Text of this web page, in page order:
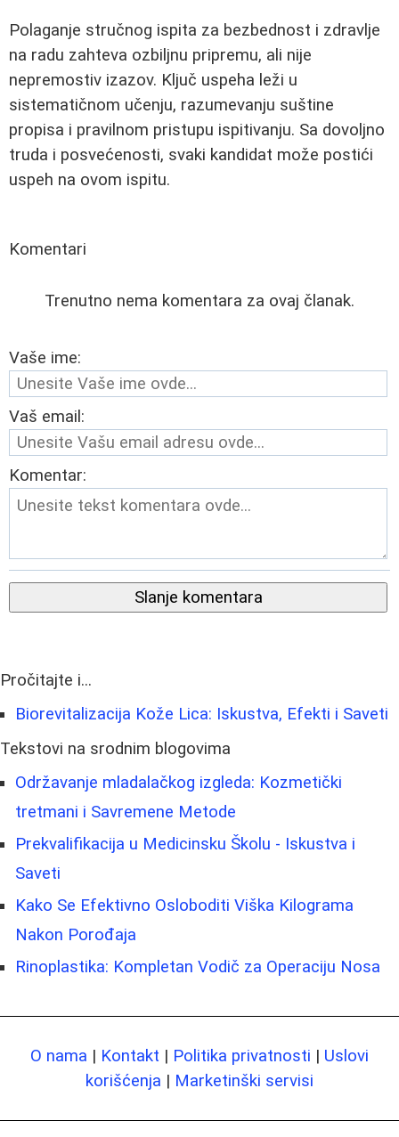
Polaganje stručnog ispita za bezbednost i zdravlje
na radu zahteva ozbiljnu pripremu, ali nije
nepremostiv izazov. Ključ uspeha leži u
sistematičnom učenju, razumevanju suštine
propisa i pravilnom pristupu ispitivanju. Sa dovoljno
truda i posvećenosti, svaki kandidat može postići
uspeh na ovom ispitu.
Komentari
Trenutno nema komentara za ovaj članak.
Vaše ime:
Vaš email:
Komentar:
Slanje komentara
Pročitajte i...
Biorevitalizacija Kože Lica: Iskustva, Efekti i Saveti
Tekstovi na srodnim blogovima
Održavanje mladalačkog izgleda: Kozmetički
tretmani i Savremene Metode
Prekvalifikacija u Medicinsku Školu - Iskustva i
Saveti
Kako Se Efektivno Osloboditi Viška Kilograma
Nakon Porođaja
Rinoplastika: Kompletan Vodič za Operaciju Nosa
O nama | Kontakt | Politika privatnosti | Uslovi
korišćenja | Marketinški servisi